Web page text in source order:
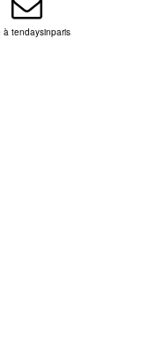
à tendaysinparis